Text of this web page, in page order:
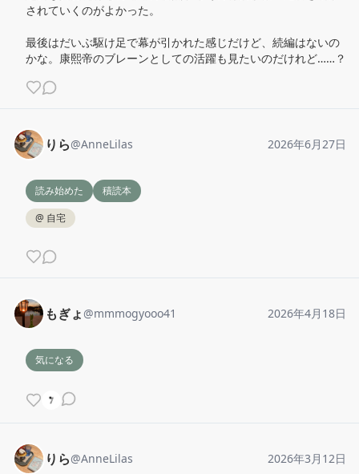
されていくのがよかった。
最後はだいぶ駆け足で幕が引かれた感じだけど、続編はないの
かな。康熙帝のブレーンとしての活躍も見たいのだけれど……？
りら@AnneLilas 2026年6月27日
読み始めた
積読本
@ 自宅
もぎょ @mmmogyooo41 2026年4月18日
気になる
りら@AnneLilas 2026年3月12日